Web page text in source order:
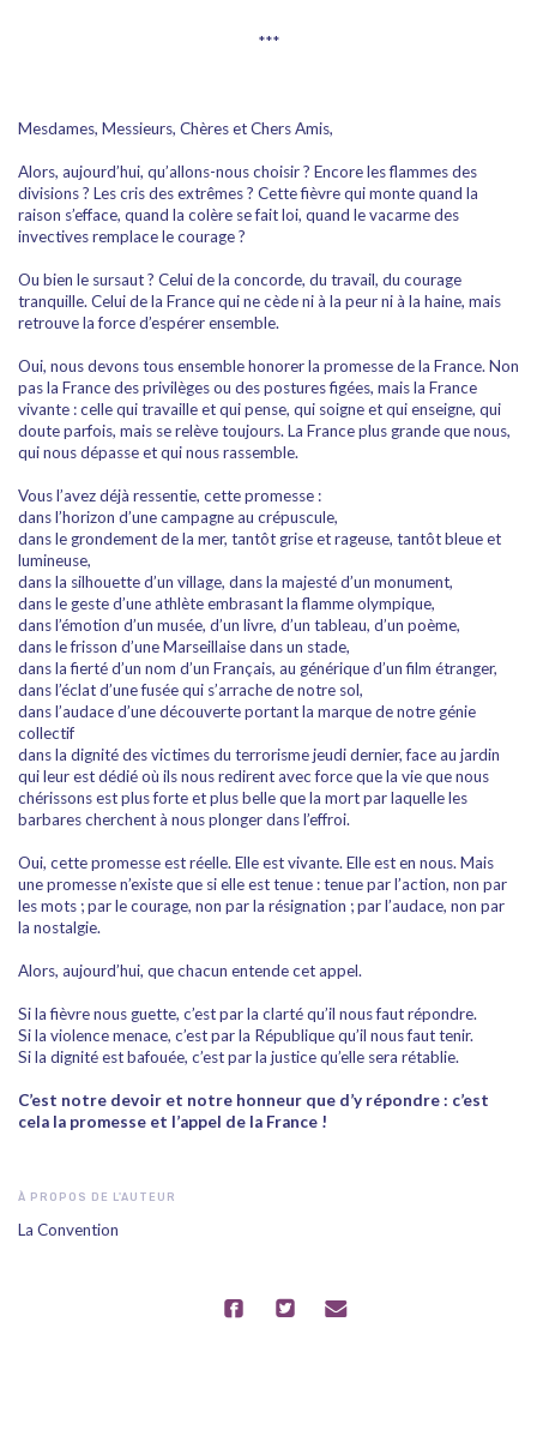
***
Mesdames, Messieurs, Chères et Chers Amis,
Alors, aujourd’hui, qu’allons-nous choisir ? Encore les flammes des
divisions ? Les cris des extrêmes ? Cette fièvre qui monte quand la
raison s’efface, quand la colère se fait loi, quand le vacarme des
invectives remplace le courage ?
Ou bien le sursaut ? Celui de la concorde, du travail, du courage
tranquille. Celui de la France qui ne cède ni à la peur ni à la haine, mais
retrouve la force d’espérer ensemble.
Oui, nous devons tous ensemble honorer la promesse de la France. Non
pas la France des privilèges ou des postures figées, mais la France
vivante : celle qui travaille et qui pense, qui soigne et qui enseigne, qui
doute parfois, mais se relève toujours. La France plus grande que nous,
qui nous dépasse et qui nous rassemble.
Vous l’avez déjà ressentie, cette promesse :
dans l’horizon d’une campagne au crépuscule,
dans le grondement de la mer, tantôt grise et rageuse, tantôt bleue et
lumineuse,
dans la silhouette d’un village, dans la majesté d’un monument,
dans le geste d’une athlète embrasant la flamme olympique,
dans l’émotion d’un musée, d’un livre, d’un tableau, d’un poème,
dans le frisson d’une Marseillaise dans un stade,
dans la fierté d’un nom d’un Français, au générique d’un film étranger,
dans l’éclat d’une fusée qui s’arrache de notre sol,
dans l’audace d’une découverte portant la marque de notre génie
collectif
dans la dignité des victimes du terrorisme jeudi dernier, face au jardin
qui leur est dédié où ils nous redirent avec force que la vie que nous
chérissons est plus forte et plus belle que la mort par laquelle les
barbares cherchent à nous plonger dans l’effroi.
Oui, cette promesse est réelle. Elle est vivante. Elle est en nous. Mais
une promesse n’existe que si elle est tenue : tenue par l’action, non par
les mots ; par le courage, non par la résignation ; par l’audace, non par
la nostalgie.
Alors, aujourd’hui, que chacun entende cet appel.
Si la fièvre nous guette, c’est par la clarté qu’il nous faut répondre.
Si la violence menace, c’est par la République qu’il nous faut tenir.
Si la dignité est bafouée, c’est par la justice qu’elle sera rétablie.
C’est notre devoir et notre honneur que d’y répondre : c’est
cela la promesse et l’appel de la France !
À PROPOS DE L'AUTEUR
La Convention